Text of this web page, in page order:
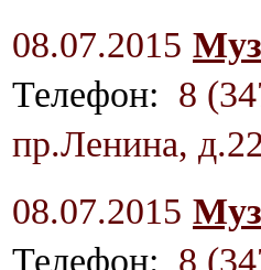
08.07.2015
Телефон: 8
пр.Ленина,
08.07.2015
Телефон: 8